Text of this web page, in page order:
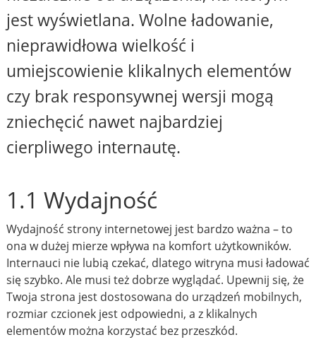
jest wyświetlana. Wolne ładowanie,
nieprawidłowa wielkość i
umiejscowienie klikalnych elementów
czy brak responsywnej wersji mogą
zniechęcić nawet najbardziej
cierpliwego internautę.
1.1 Wydajność
Wydajność strony internetowej jest bardzo ważna – to
ona w dużej mierze wpływa na komfort użytkowników.
Internauci nie lubią czekać, dlatego witryna musi ładować
się szybko. Ale musi też dobrze wyglądać. Upewnij się, że
Twoja strona jest dostosowana do urządzeń mobilnych,
rozmiar czcionek jest odpowiedni, a z klikalnych
elementów można korzystać bez przeszkód.